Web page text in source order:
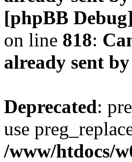
[phpBB
on line 818:
already sent
Deprecated:
use
/www/htdocs/